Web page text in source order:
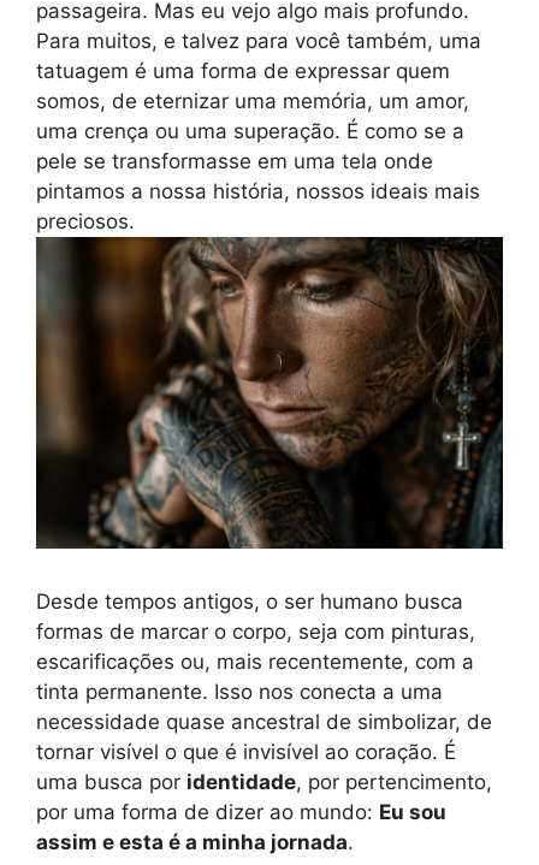
passageira. Mas eu vejo algo mais profundo.
Para muitos, e talvez para você também, uma
tatuagem é uma forma de expressar quem
somos, de eternizar uma memória, um amor,
uma crença ou uma superação. É como se a
pele se transformasse em uma tela onde
pintamos a nossa história, nossos ideais mais
preciosos.
Desde tempos antigos, o ser humano busca
formas de marcar o corpo, seja com pinturas,
escarificações ou, mais recentemente, com a
tinta permanente. Isso nos conecta a uma
necessidade quase ancestral de simbolizar, de
tornar visível o que é invisível ao coração. É
uma busca por identidade, por pertencimento,
por uma forma de dizer ao mundo: Eu sou
assim e esta é a minha jornada.